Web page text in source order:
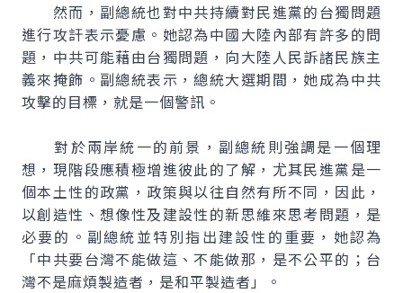
然而，副總統也對中共持續對民進黨的台獨問題
進行攻訐表示憂慮。她認為中國大陸內部有許多的問
題，中共可能藉由台獨問題，向大陸人民訴諸民族主
義來掩飾。副總統表示，總統大選期間，她成為中共
攻擊的目標，就是一個警訊。
對於兩岸統一的前景，副總統則強調是一個理
想，現階段應積極增進彼此的了解，尤其民進黨是一
個本土性的政黨，政策與以往自然有所不同，因此，
以創造性、想像性及建設性的新思維來思考問題，是
必要的。副總統並特別指出建設性的重要，她認為
「中共要台灣不能做這、不能做那，是不公平的；台
灣不是麻煩製造者，是和平製造者」。